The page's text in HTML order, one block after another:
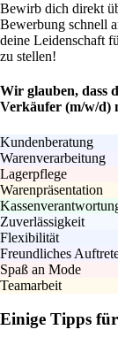
Bewirb dich direkt
Bewerbung schnell
deine Leidenschaft
zu stellen!
Wir glauben, dass
Verkäufer (m/w/d)
Kundenberatung
Warenverarbeitung
Lagerpflege
Warenpräsentation
Zuverlässigkeit
Flexibilität
Freundliches
Spaß an Mode
Teamarbeit
Einige Tipps